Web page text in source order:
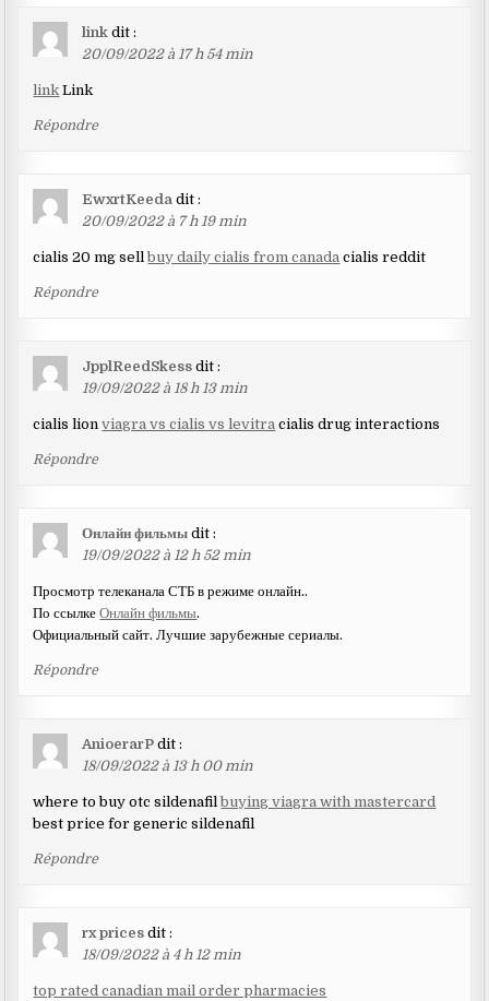
link dit :
20/09/2022 à 17 h 54 min
link Link
Répondre
EwxrtKeeda dit :
20/09/2022 à 7 h 19 min
cialis 20 mg sellbuy daily cialis from canada cialis reddit
Répondre
JpplReedSkess dit :
19/09/2022 à 18 h 13 min
cialis lionviagra vs cialis vs levitra cialis drug interactions
Répondre
Онлайн фильмы dit :
19/09/2022 à 12 h 52 min
Просмотр телеканала СТБ в режиме онлайн..
По ссылкеОнлайн фильмы.
Официальный сайт. Лучшие зарубежные сериалы.
Répondre
AnioerarP dit :
18/09/2022 à 13 h 00 min
where to buy otc sildenafilbuying viagra with mastercard
best price for generic sildenafil
Répondre
rx prices dit :
18/09/2022 à 4 h 12 min
top rated canadian mail order pharmacies